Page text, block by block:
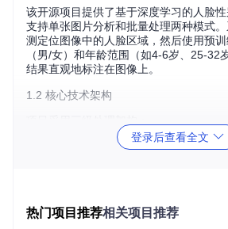
该开源项目提供了基于深度学习的人脸性
支持单张图片分析和批量处理两种模式
测定位图像中的人脸区域，然后使用预
（男/女）和年龄范围（如4-6岁、25-32
结果直观地标注在图像上。
1.2 核心技术架构
人脸检测层：使用OpenCV提供的预
项目包含以下关键文件：
登录后查看全文
热门项目推荐相关项目推荐